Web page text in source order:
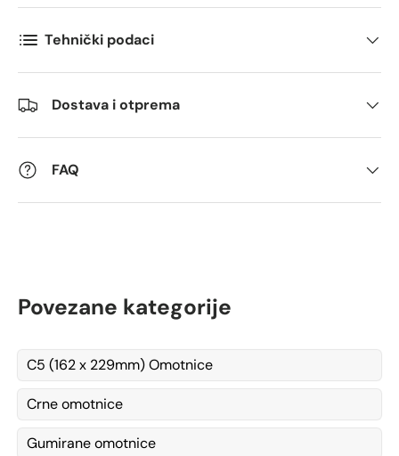
Kommentarer
Tehnički podaci
Dostava i otprema
FAQ
Povezane kategorije
C5 (162 x 229mm) Omotnice
Crne omotnice
Gumirane omotnice